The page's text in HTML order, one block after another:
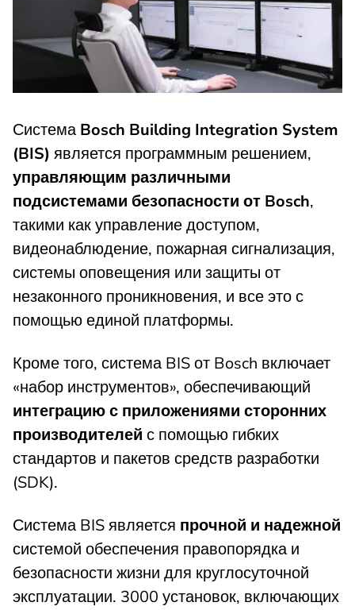
СистемаBosch Building Integration System
(BIS) является программным решением,
управляющим различными
подсистемами безопасности от Bosch,
такими как управление доступом,
видеонаблюдение, пожарная сигнализация,
системы оповещения или защиты от
незаконного проникновения, и все это с
помощью единой платформы.
Кроме того, система BIS от Bosch включает
«набор инструментов», обеспечивающий
интеграцию с приложениями сторонних
производителей с помощью гибких
стандартов и пакетов средств разработки
(SDK).
Система BIS является прочной и надежной
системой обеспечения правопорядка и
безопасности жизни для круглосуточной
эксплуатации. 3000 установок, включающих